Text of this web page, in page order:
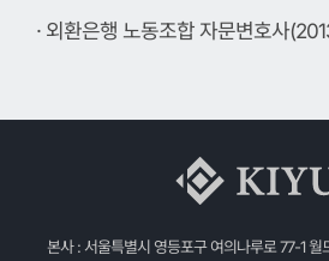
· 외환은행 노동조합 자문변호사
본사 : 서울특별시 영등포구 여의나루로 77-1